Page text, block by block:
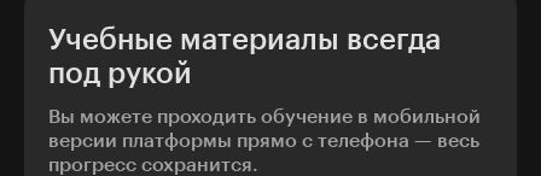
Учебные материалы всегда
под рукой
Вы можете проходить обучение в мобильной
версии платформы прямо с телефона — весь
прогресс сохранится.